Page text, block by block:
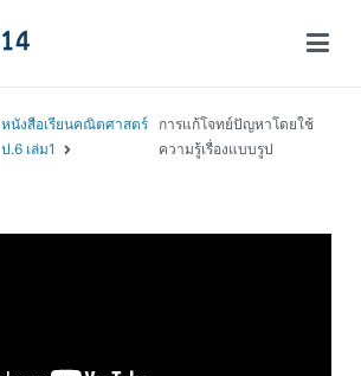
หนังสือเรียนคณิตศาสตร์
ป.6 เล่ม1
การแก้โจทย์ปัญหาโดยใช้
ความรู้เรื่องแบบรูป